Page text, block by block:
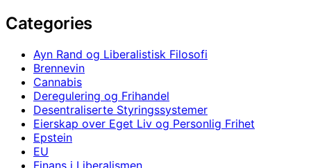
Categories
Ayn Rand og Liberalistisk Filosofi
Brennevin
Cannabis
Deregulering og Frihandel
Desentraliserte Styringssystemer
Eierskap over Eget Liv og Personlig Frihet
Epstein
EU
Finans i Liberalismen